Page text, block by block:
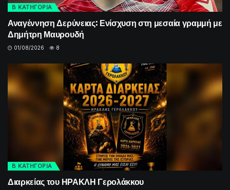
Β ΚΑΤΗΓΟΡΙΑ
Αναγέννηση Δερύνειας: Ενίσχυση στη μεσαία γραμμή με
Δημήτρη Μαυρουδή
01/08/2026 8
Β ΚΑΤΗΓΟΡΙΑ
Διαρκείας του ΗΡΑΚΛΗ Γερολάκκου